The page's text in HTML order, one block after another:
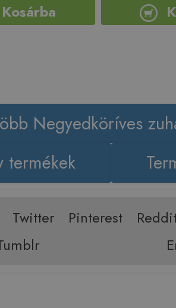
Kosárba
Negyedköríves
termékek
Twitter Pinterest